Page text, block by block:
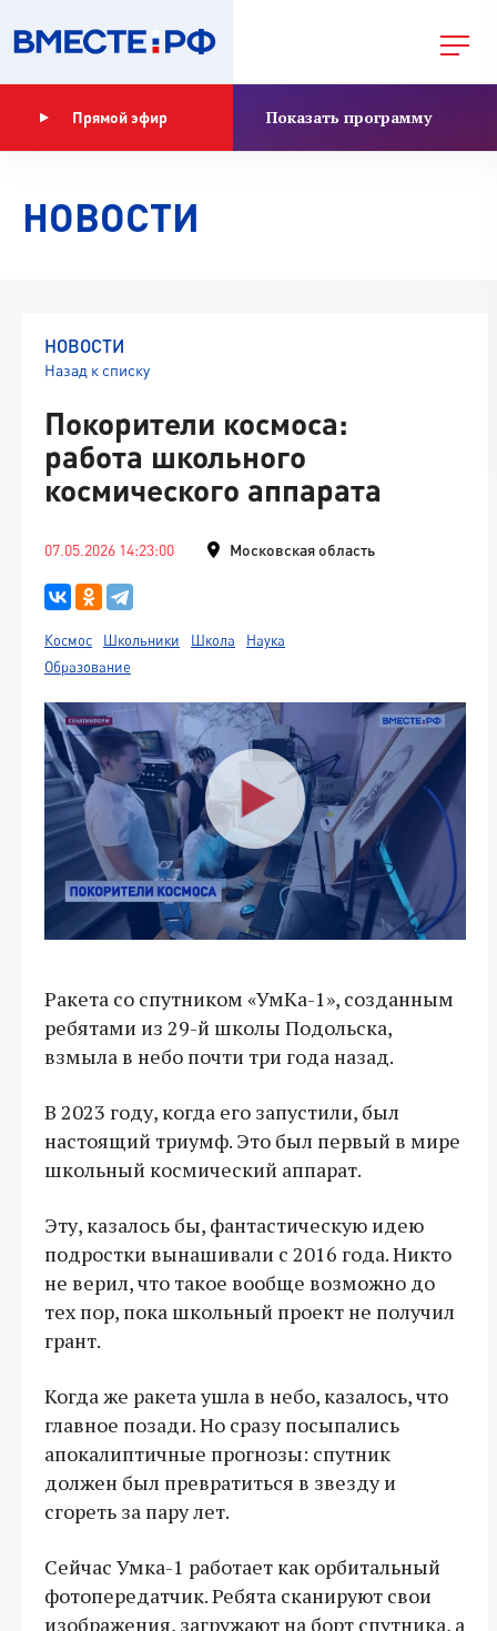
Прямой эфир Показать программу
НОВОСТИ
НОВОСТИ
Назад к списку
Покорители космоса:
работа школьного
космического аппарата
07.05.2026 14:23:00 Московская область
Космос Школьники Школа
Наука
Образование
Ракета со спутником «УмКа-1», созданным
ребятами из 29-й школы Подольска,
взмыла в небо почти три года назад.
В 2023 году, когда его запустили, был
настоящий триумф. Это был первый в мире
школьный космический аппарат.
Эту, казалось бы, фантастическую идею
подростки вынашивали с 2016 года. Никто
не верил, что такое вообще возможно до
тех пор, пока школьный проект не получил
грант.
Когда же ракета ушла в небо, казалось, что
главное позади. Но сразу посыпались
апокалиптичные прогнозы: спутник
должен был превратиться в звезду и
сгореть за пару лет.
Сейчас Умка-1 работает как орбитальный
фотопередатчик. Ребята сканируют свои
изображения, загружают на борт спутника, а